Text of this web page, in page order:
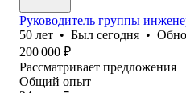
Руководитель группы
50 лет • Был сегодня •
200 000 ₽
Рассматривает предложения
Общий опыт